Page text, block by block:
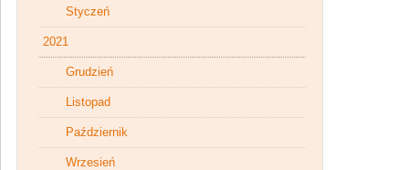
Styczeń
2021
Grudzień
Listopad
Październik
Wrzesień